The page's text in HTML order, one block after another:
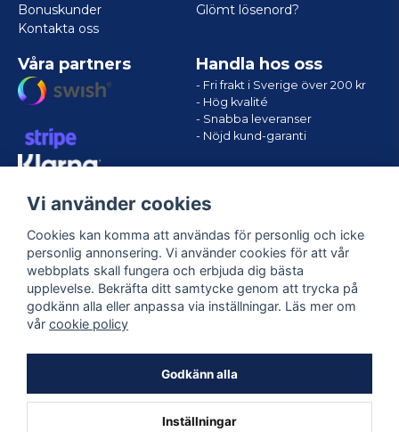
Bonuskunder
Kontakta oss
Glömt lösenord?
Våra partners Handla hos oss
- Fri frakt i Sverige över 200 kr
- Hög kvalité
- Snabba leveranser
- Nöjd kund-garanti
Följ oss
Vi använder cookies
Cookies kan komma att användas för personlig och icke
personlig annonsering. Vi använder cookies för att vår
webbplats skall fungera och erbjuda dig bästa
upplevelse. Bekräfta ditt samtycke genom att trycka på
godkänn alla eller anpassa via inställningar. Läs mer om
vår cookie policy
Godkänn alla
Inställningar